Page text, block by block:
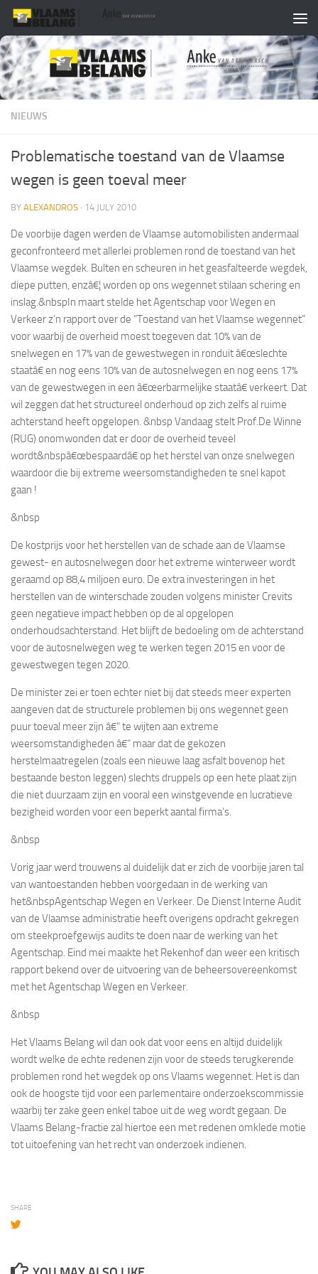
Skip to content
NIEUWS
Problematische toestand van de Vlaamse
wegen is geen toeval meer
BY ALEXANDROS · 14 JULY 2010
De voorbije dagen werden de Vlaamse automobilisten andermaal
geconfronteerd met allerlei problemen rond de toestand van het
Vlaamse wegdek. Bulten en scheuren in het geasfalteerde wegdek,
diepe putten, enzâ€¦ worden op ons wegennet stilaan schering en
inslag.&nbspIn maart stelde het Agentschap voor Wegen en
Verkeer z’n rapport over de “Toestand van het Vlaamse wegennet”
voor waarbij de overheid moest toegeven dat 10% van de
snelwegen en 17% van de gewestwegen in ronduit â€œslechte
staatâ€ en nog eens 10% van de autosnelwegen en nog eens 17%
van de gewestwegen in een â€œerbarmelijke staatâ€ verkeert. Dat
wil zeggen dat het structureel onderhoud op zich zelfs al ruime
achterstand heeft opgelopen. &nbsp Vandaag stelt Prof.De Winne
(RUG) onomwonden dat er door de overheid teveel
wordt&nbspâ€œbespaardâ€ op het herstel van onze snelwegen
waardoor die bij extreme weersomstandigheden te snel kapot
gaan !
&nbsp
De kostprijs voor het herstellen van de schade aan de Vlaamse
gewest- en autosnelwegen door het extreme winterweer wordt
geraamd op 88,4 miljoen euro. De extra investeringen in het
herstellen van de winterschade zouden volgens minister Crevits
geen negatieve impact hebben op de al opgelopen
onderhoudsachterstand. Het blijft de bedoeling om de achterstand
voor de autosnelwegen weg te werken tegen 2015 en voor de
gewestwegen tegen 2020.
De minister zei er toen echter niet bij dat steeds meer experten
aangeven dat de structurele problemen bij ons wegennet geen
puur toeval meer zijn â€“ te wijten aan extreme
weersomstandigheden â€“ maar dat de gekozen
herstelmaatregelen (zoals een nieuwe laag asfalt bovenop het
bestaande beston leggen) slechts druppels op een hete plaat zijn
die niet duurzaam zijn en vooral een winstgevende en lucratieve
bezigheid worden voor een beperkt aantal firma’s.
&nbsp
Vorig jaar werd trouwens al duidelijk dat er zich de voorbije jaren tal
van wantoestanden hebben voorgedaan in de werking van
het&nbspAgentschap Wegen en Verkeer. De Dienst Interne Audit
van de Vlaamse administratie heeft overigens opdracht gekregen
om steekproefgewijs audits te doen naar de werking van het
Agentschap. Eind mei maakte het Rekenhof dan weer een kritisch
rapport bekend over de uitvoering van de beheersovereenkomst
met het Agentschap Wegen en Verkeer.
&nbsp
Het Vlaams Belang wil dan ook dat voor eens en altijd duidelijk
wordt welke de echte redenen zijn voor de steeds terugkerende
problemen rond het wegdek op ons Vlaams wegennet. Het is dan
ook de hoogste tijd voor een parlementaire onderzoekscommissie
waarbij ter zake geen enkel taboe uit de weg wordt gegaan. De
Vlaams Belang-fractie zal hiertoe een met redenen omklede motie
tot uitoefening van het recht van onderzoek indienen.
SHARE